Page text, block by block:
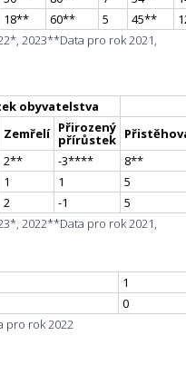
18** 60** 5 45**
2023**Data pro rok 2021,
obyvatelstva
Zemřelí Přirozený
přírůstek
2** -3**** 8**
1 1
5
2 -1
5
2022**Data pro rok 2021,
1
0
pro rok 2022